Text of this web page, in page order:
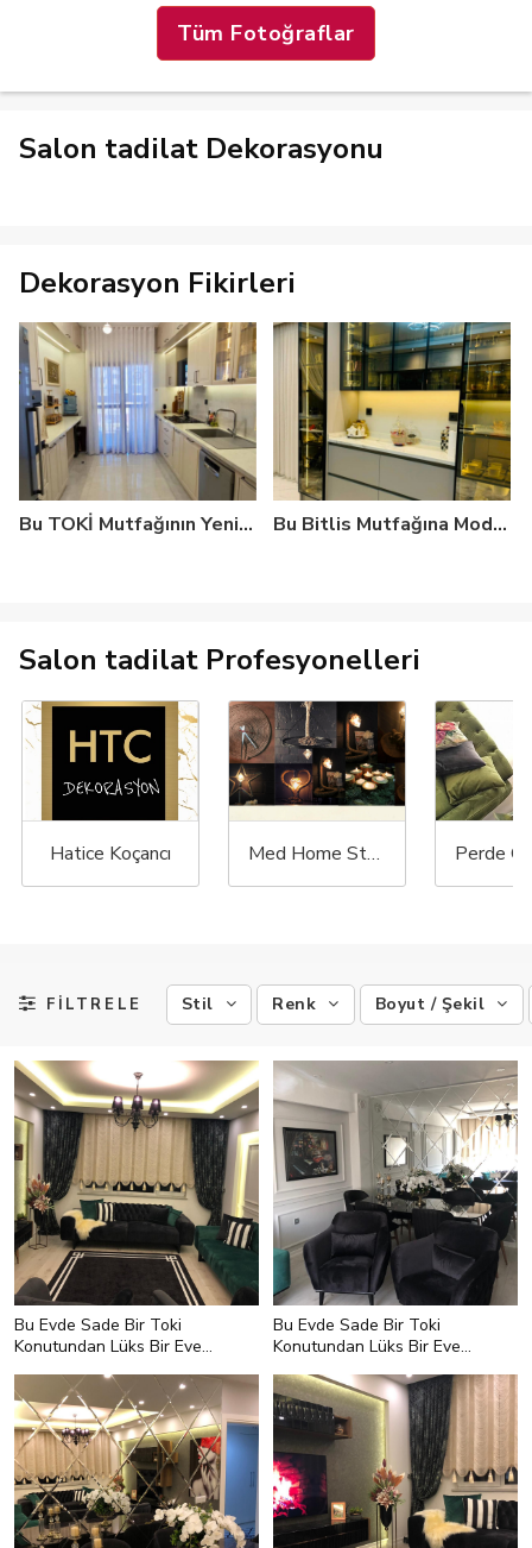
Tüm Fotoğraflar
Salon tadilat Dekorasyonu
Dekorasyon Fikirleri
Bu TOKİ Mutfağının Yeni Halinde Her Boşluk Değerlendirilmiş Bu Bitlis Mutfağına Modern Tarz Pek Yakışmış
Salon tadilat Profesyonelleri
Hatice Koçancı Med Home Store
FİLTRELE Stil Renk Boyut / Şekil
Bu Evde Sade Bir Toki
Konutundan Lüks Bir Eve
Bu Evde Sade Bir Toki
Konutundan Lüks Bir Eve